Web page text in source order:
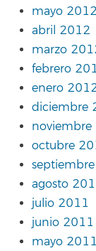
mayo 2012
abril 2012
marzo
febrero
enero
diciembre
octubre
agosto
julio 2011
junio 2011
mayo 2011